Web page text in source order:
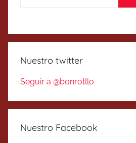
Nuestro twitter
Seguir a @bonrotllo
Nuestro Facebook